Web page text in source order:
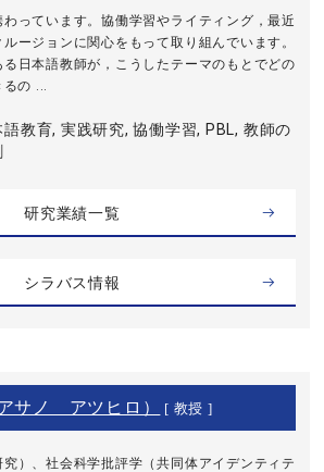
っています。協働学習やライティング，最近
ージョンに関心をもって取り組んでいます。
日本語教師が，こうしたテーマのもとでどの
るの ...
語教育, 実践研究, 協働学習, PBL, 教師の
研究業績一覧
シラバス情報
サノ アツヒロ） [ 教授 ]
）、社会科学批評学（共同体アイデンティテ